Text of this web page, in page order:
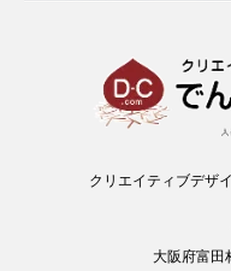
クリエイティブデザ
大阪府富田